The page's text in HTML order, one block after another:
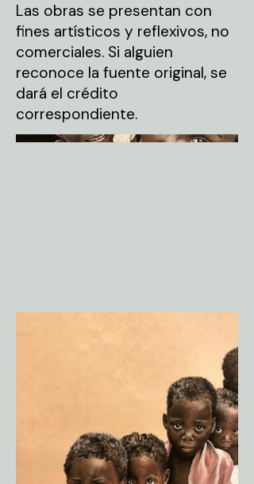
Las obras se presentan con
fines artísticos y reflexivos, no
comerciales. Si alguien
reconoce la fuente original, se
dará el crédito
correspondiente.